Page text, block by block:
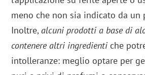
meno che non sia indicato da un
Inoltre,alcuni prodotti a base di
contenere altri ingredienti che
intolleranze: meglio optare per